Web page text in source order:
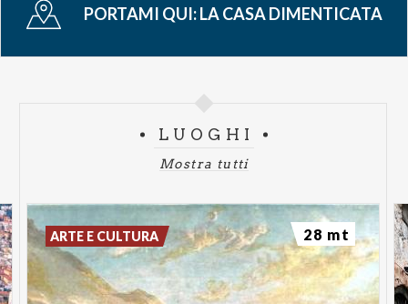
PORTAMI QUI:LA CASA DIMENTICATA
LUOGHI
Mostra tutti
ARTE E CULTURA 28 mt